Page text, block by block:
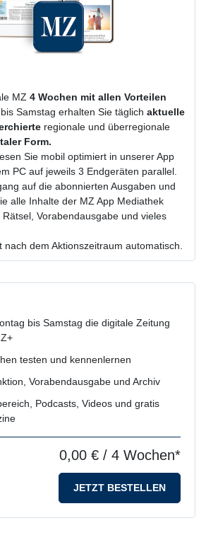
MZ 4 Wochen mit allen Vorteilen
Samstag erhalten Sie täglich aktuelle
regionale und überregionale
Form.
Sie mobil optimiert in unserer App
PC auf jeweils 3 Endgeräten parallel.
auf die abonnierten Ausgaben und
alle Inhalte der MZ App Mediathek
Vorabendausgabe und vieles
nach dem Aktionszeitraum automatisch.
und
bis Samstag die digitale Zeitung
testen und kennenlernen
Vorabendausgabe und Archiv
Podcasts, Videos und gratis
0,00 € / 4 Wochen*
JETZT BESTELLEN